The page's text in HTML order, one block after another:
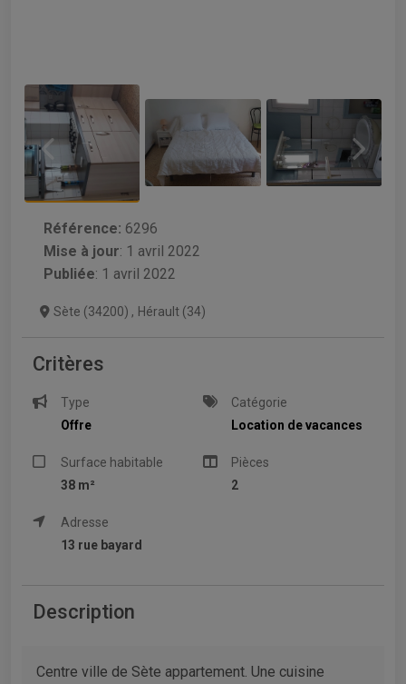
Référence: 6296
Mise à jour: 1 avril 2022
Publiée: 1 avril 2022
Sète (34200) , Hérault (34)
Critères
Type
Offre
Catégorie
Location de vacances
Surface habitable
38 m²
Pièces
2
Adresse
13 rue bayard
Description
Centre ville de Sète appartement. Une cuisine